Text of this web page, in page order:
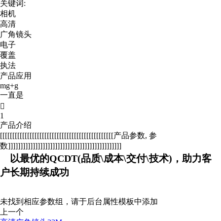
关键词:
相机
高清
广角镜头
电子
覆盖
执法
产品应用
mg+g
一直是

1
产品介绍
[[[[[[[[[[[[[[[[[[[[[[[[[[[[[[[[[[[[[[[[[[[[[[产品参数, 参
数]]]]]]]]]]]]]]]]]]]]]]]]]]]]]]]]]]]]]]]]]]]]]]
以最优的QCDT(品质\成本\交付\技术)，助力客
户长期持续成功
未找到相应参数组，请于后台属性模板中添加
上一个